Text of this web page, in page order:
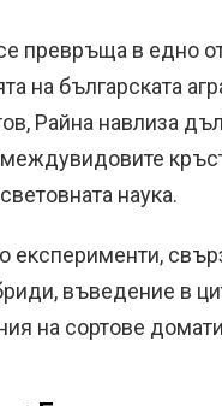
превръща в едно
на българската
Райна навлиза
наука.
експерименти,
въведение в
на сортове